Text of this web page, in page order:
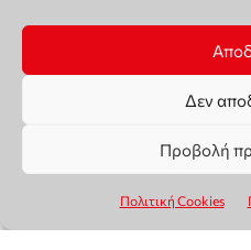
Δεν
Προβολή
Πολιτική Cookies